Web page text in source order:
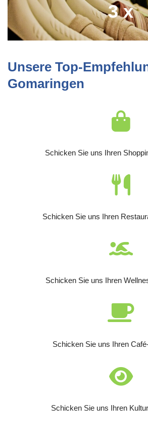
3 x
Unsere Top-
Gomaringen
Schicken Sie uns Ihren
Schicken Sie uns Ihren
Schicken Sie uns Ihren
Schicken Sie uns Ihren
Schicken Sie uns Ihren